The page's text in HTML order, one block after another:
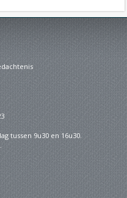
tussen 9u30 en 16u30.